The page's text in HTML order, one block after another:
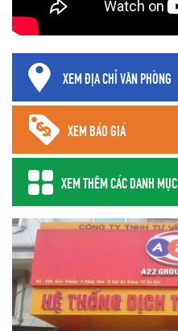
XEM ĐỊA CHỈ VĂN PHÒNG
XEM BÁO GIÁ
XEM THÊM CÁC DANH MỤC